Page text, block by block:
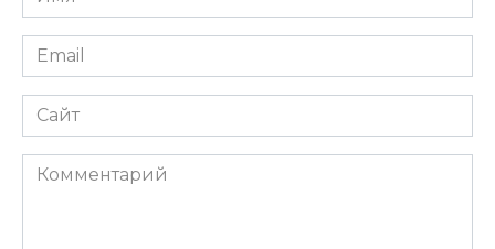
*
Email
*
Сайт
Комментарий